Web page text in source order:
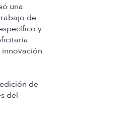
una
de
y
de
del